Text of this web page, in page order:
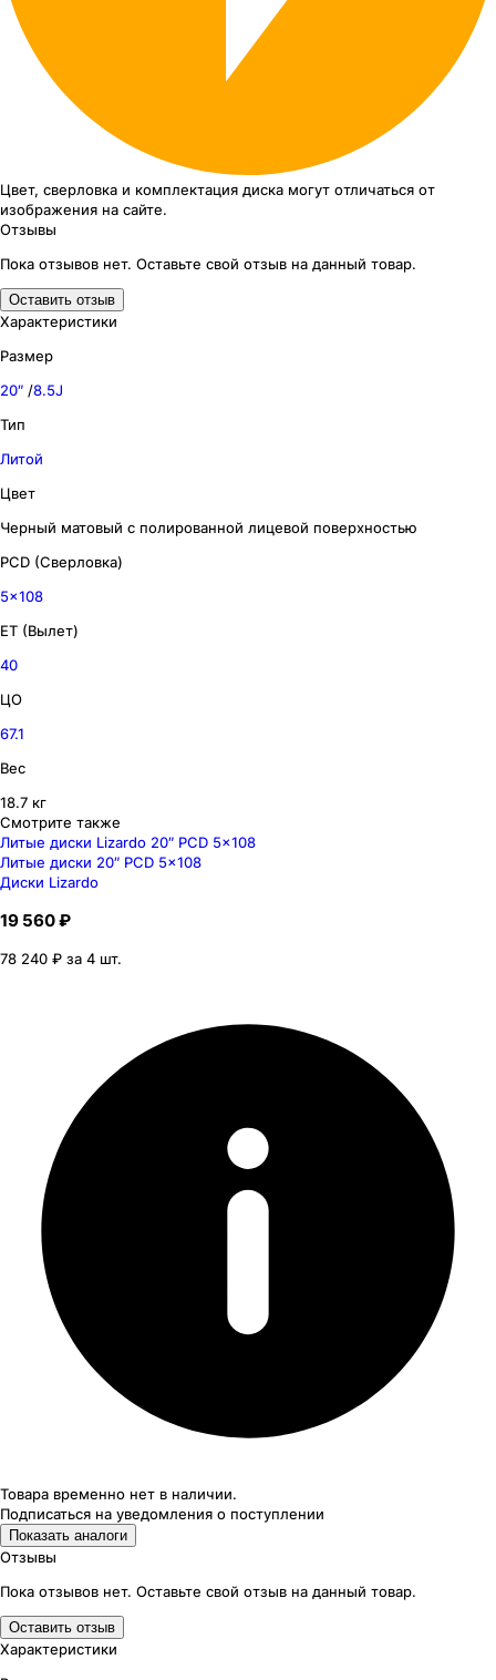
Цвет, сверловка и комплектация диска могут отличаться от
изображения на сайте.
Отзывы
Пока отзывов нет. Оставьте свой отзыв на данный товар.
Оставить отзыв
Характеристики
Размер
20″ /8.5J
Тип
Литой
Цвет
Черный матовый с полированной лицевой поверхностью
PCD (Сверловка)
5x108
ET (Вылет)
40
ЦО
67.1
Вес
18.7 кг
Смотрите также
Литые диски Lizardo 20″ PCD 5x108
Литые диски 20″ PCD 5x108
Диски Lizardo
19 560 ₽
78 240 ₽ за 4 шт.
Товара временно нет в наличии.
Подписаться на уведомления о поступлении
Показать аналоги
Отзывы
Пока отзывов нет. Оставьте свой отзыв на данный товар.
Оставить отзыв
Характеристики